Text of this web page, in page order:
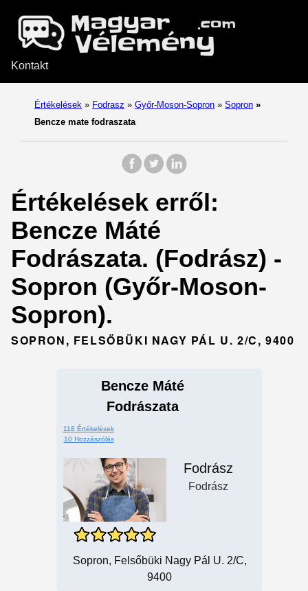
Kontakt
Értékelések » Fodrasz » Győr-Moson-Sopron » Sopron »
Bencze mate fodraszata
Értékelések erről:
Bencze Máté
Fodrászata. (Fodrász) -
Sopron (Győr-Moson-
Sopron).
SOPRON, FELSŐBÜKI NAGY PÁL U. 2/C, 9400
Bencze Máté
Fodrászata
118 Értékelések
10 Hozzászólás
Fodrász
Fodrász
Sopron, Felsőbüki Nagy Pál U. 2/c,
9400